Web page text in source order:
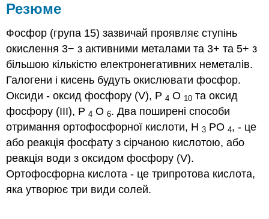
Резюме
Фосфор (група 15) зазвичай проявляє ступінь
окислення 3− з активними металами та 3+ та 5+ з
більшою кількістю електронегативних неметалів.
Галогени і кисень будуть окислювати фосфор.
Оксиди - оксид фосфору (V), P4 O 10 та оксид
фосфору (III), P4 O6. Два поширені способи
отримання ортофосфорної кислоти, H3 PO4, - це
або реакція фосфату з сірчаною кислотою, або
реакція води з оксидом фосфору (V).
Ортофосфорна кислота - це трипротова кислота,
яка утворює три види солей.